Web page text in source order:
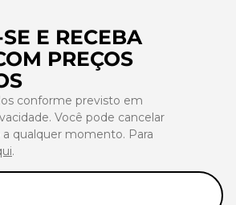
E RECEBA
PREÇOS
conforme previsto em
Você pode cancelar
qualquer momento. Para
.